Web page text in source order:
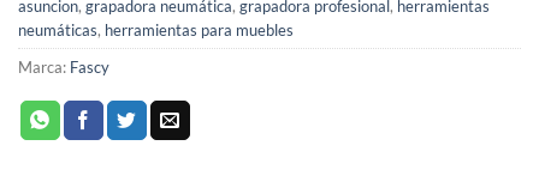
asuncion, grapadora neumática, grapadora profesional, herramientas
neumáticas, herramientas para muebles
Marca: Fascy